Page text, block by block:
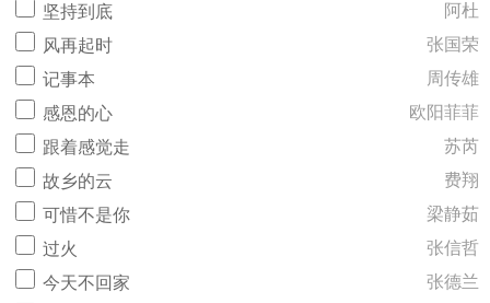
坚持到底
阿杜
风再起时
张国荣
记事本
周传雄
感恩的心
欧阳菲菲
跟着感觉走
苏芮
故乡的云
费翔
可惜不是你
梁静茹
过火
张信哲
今天不回家
张德兰